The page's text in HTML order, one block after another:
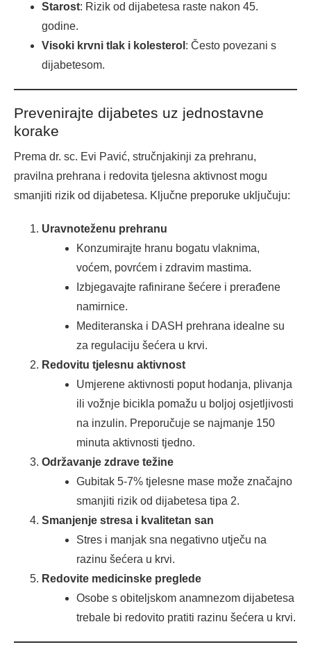
Starost: Rizik od dijabetesa raste nakon 45.
godine.
Visoki krvni tlak i kolesterol : Često povezani s
dijabetesom.
Prevenirajte dijabetes uz jednostavne
korake
Prema dr. sc. Evi Pavić, stručnjakinji za prehranu,
pravilna prehrana i redovita tjelesna aktivnost mogu
smanjiti rizik od dijabetesa. Ključne preporuke uključuju:
Uravnoteženu prehranu
Konzumirajte hranu bogatu vlaknima,
voćem, povrćem i zdravim mastima.
Izbjegavajte rafinirane šećere i prerađene
namirnice.
Mediteranska i DASH prehrana idealne su
za regulaciju šećera u krvi.
Redovitu tjelesnu aktivnost
Umjerene aktivnosti poput hodanja, plivanja
ili vožnje bicikla pomažu u boljoj osjetljivosti
na inzulin. Preporučuje se najmanje 150
minuta aktivnosti tjedno.
Održavanje zdrave težine
Gubitak 5-7% tjelesne mase može značajno
smanjiti rizik od dijabetesa tipa 2.
Smanjenje stresa i kvalitetan san
Stres i manjak sna negativno utječu na
razinu šećera u krvi.
Redovite medicinske preglede
Osobe s obiteljskom anamnezom dijabetesa
trebale bi redovito pratiti razinu šećera u krvi.